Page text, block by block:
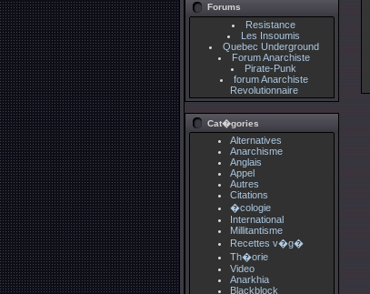
Forums
Resistance
Les Insoumis
Quebec Underground
Forum Anarchiste
Pirate-Punk
forum Anarchiste
Revolutionnaire
Cat�gories
Alternatives
Anarchisme
Anglais
Appel
Autres
Citations
�cologie
International
Millitantisme
Recettes v�g�
Th�orie
Video
Anarkhia
Blackblock